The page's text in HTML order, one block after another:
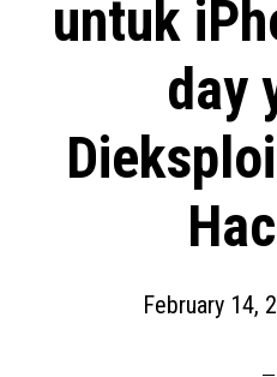
untuk
day
February 14,